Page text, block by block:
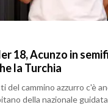
18, Acunzo in
la Turchia
del cammino azzurro c'è
della nazionale